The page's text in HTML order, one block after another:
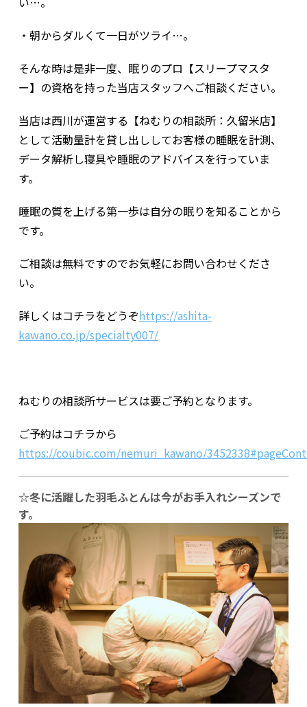
・朝からダルくて一日がツライ…。
そんな時は是非一度、眠りのプロ【スリープマスタ
ー】の資格を持った当店スタッフへご相談ください。
当店は西川が運営する【ねむりの相談所：久留米店】
として活動量計を貸し出ししてお客様の睡眠を計測、
データ解析し寝具や睡眠のアドバイスを行っていま
す。
睡眠の質を上げる第一歩は自分の眠りを知ることから
です。
ご相談は無料ですのでお気軽にお問い合わせくださ
い。
詳しくはコチラをどうぞhttps://ashita-
kawano.co.jp/specialty007/
ねむりの相談所サービスは要ご予約となります。
ご予約はコチラから
https://coubic.com/nemuri_kawano/
☆冬に活躍した羽毛ふとんは今がお手入れシーズンで
す。